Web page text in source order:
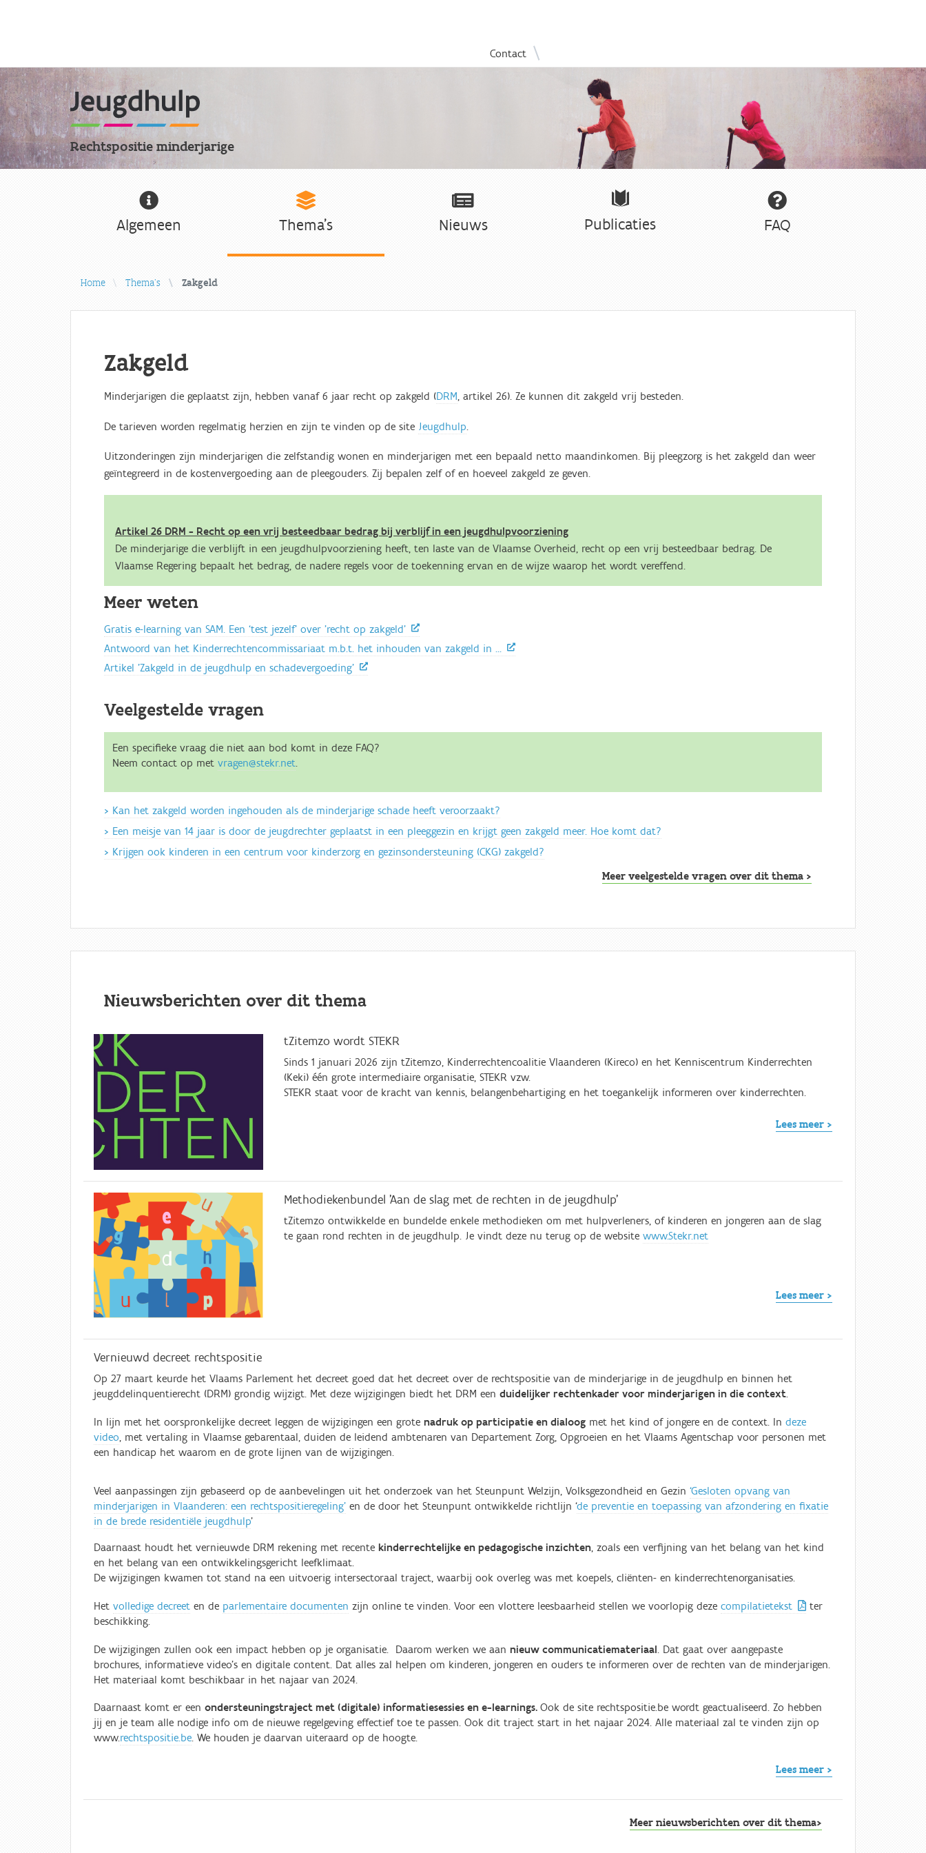
Contact |
Rechtspositie minderjarige
Algemeen Thema's Nieuws Publicaties FAQ
Home Thema's Zakgeld
Zakgeld
Minderjarigen die geplaatst zijn, hebben vanaf 6 jaar recht op zakgeld (DRM, artikel 26). Ze kunnen dit zakgeld vrij besteden.
De tarieven worden regelmatig herzien en zijn te vinden op de site Jeugdhulp.
Uitzonderingen zijn minderjarigen die zelfstandig wonen en minderjarigen met een bepaald netto maandinkomen. Bij pleegzorg is het zakgeld dan weer
geïntegreerd in de kostenvergoeding aan de pleegouders. Zij bepalen zelf of en hoeveel zakgeld ze geven.
Artikel 26 DRM - Recht op een vrij besteedbaar bedrag bij verblijf in een jeugdhulpvoorziening
De minderjarige die verblijft in een jeugdhulpvoorziening heeft, ten laste van de Vlaamse Overheid, recht op een vrij besteedbaar bedrag. De
Vlaamse Regering bepaalt het bedrag, de nadere regels voor de toekenning ervan en de wijze waarop het wordt vereffend.
Meer weten
Gratis e-learning van SAM. Een ‘test jezelf’ over 'recht op zakgeld'
Antwoord van het Kinderrechtencommissariaat m.b.t. het inhouden van zakgeld in …
Artikel 'Zakgeld in de jeugdhulp en schadevergoeding'
Veelgestelde vragen
Een specifieke vraag die niet aan bod komt in deze FAQ?
Neem contact op met vragen@stekr.net.
Kan het zakgeld worden ingehouden als de minderjarige schade heeft veroorzaakt?
Een meisje van 14 jaar is door de jeugdrechter geplaatst in een pleeggezin en krijgt geen zakgeld meer. Hoe komt dat?
Krijgen ook kinderen in een centrum voor kinderzorg en gezinsondersteuning (CKG) zakgeld?
Meer veelgestelde vragen over dit thema >
Nieuwsberichten over dit thema
tZitemzo wordt STEKR
Sinds 1 januari 2026 zijn tZitemzo, Kinderrechtencoalitie Vlaanderen (Kireco) en het Kenniscentrum Kinderrechten
(Keki) één grote intermediaire organisatie, STEKR vzw.
STEKR staat voor de kracht van kennis, belangenbehartiging en het toegankelijk informeren over kinderrechten.
Lees meer >
Methodiekenbundel 'Aan de slag met de rechten in de jeugdhulp'
tZitemzo ontwikkelde en bundelde enkele methodieken om met hulpverleners, of kinderen en jongeren aan de slag
te gaan rond rechten in de jeugdhulp. Je vindt deze nu terug op de website www.Stekr.net
Lees meer >
Vernieuwd decreet rechtspositie
Op 27 maart keurde het Vlaams Parlement het decreet goed dat het decreet over de rechtspositie van de minderjarige in de jeugdhulp en binnen het
jeugddelinquentierecht (DRM) grondig wijzigt. Met deze wijzigingen biedt het DRM een duidelijker rechtenkader voor minderjarigen in die context.
In lijn met het oorspronkelijke decreet leggen de wijzigingen een grote nadruk op participatie en dialoog met het kind of jongere en de context. In deze
video, met vertaling in Vlaamse gebarentaal, duiden de leidend ambtenaren van Departement Zorg, Opgroeien en het Vlaams Agentschap voor personen met
een handicap het waarom en de grote lijnen van de wijzigingen.
Veel aanpassingen zijn gebaseerd op de aanbevelingen uit het onderzoek van het Steunpunt Welzijn, Volksgezondheid en Gezin ‘Gesloten opvang van
minderjarigen in Vlaanderen: een rechtspositieregeling’ en de door het Steunpunt ontwikkelde richtlijn ‘de preventie en toepassing van afzondering en fixatie
in de brede residentiële jeugdhulp’
Daarnaast houdt het vernieuwde DRM rekening met recente kinderrechtelijke en pedagogische inzichten, zoals een verfijning van het belang van het kind
en het belang van een ontwikkelingsgericht leefklimaat.
De wijzigingen kwamen tot stand na een uitvoerig intersectoraal traject, waarbij ook overleg was met koepels, cliënten- en kinderrechtenorganisaties.
Het volledige decreet en de parlementaire documenten zijn online te vinden. Voor een vlottere leesbaarheid stellen we voorlopig deze compilatietekst
ter
beschikking.
De wijzigingen zullen ook een impact hebben op je organisatie. Daarom werken we aan nieuw communicatiemateriaal. Dat gaat over aangepaste
brochures, informatieve video's en digitale content. Dat alles zal helpen om kinderen, jongeren en ouders te informeren over de rechten van de minderjarigen.
Het materiaal komt beschikbaar in het najaar van 2024.
Daarnaast komt er een ondersteuningstraject met (digitale) informatiesessies en e-learnings. Ook de site rechtspositie.be wordt geactualiseerd. Zo hebben
jij en je team alle nodige info om de nieuwe regelgeving effectief toe te passen. Ook dit traject start in het najaar 2024. Alle materiaal zal te vinden zijn op
www.rechtspositie.be. We houden je daarvan uiteraard op de hoogte.
Lees meer >
Meer nieuwsberichten over dit thema>